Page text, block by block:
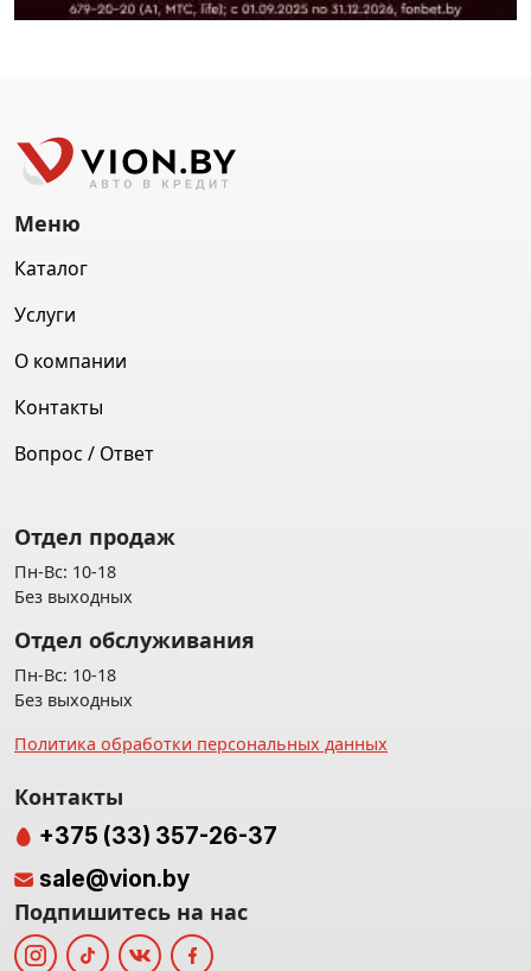
Меню
Каталог
Услуги
О компании
Контакты
Вопрос / Ответ
Отдел продаж
Пн-Вс: 10-18
Без выходных
Отдел обслуживания
Пн-Вс: 10-18
Без выходных
Политика обработки персональных данных
Контакты
+375 (33) 357-26-37
sale@vion.by
Подпишитесь на нас